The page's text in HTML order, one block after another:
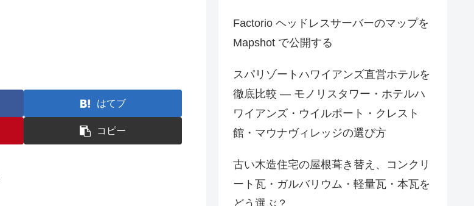
はてブ
コピー
Factorio ヘッドレスサーバーのマップを
Mapshot で公開する
スパリゾートハワイアンズ直営ホテルを
徹底比較 — モノリスタワー・ホテルハ
ワイアンズ・ウイルポート・クレスト
館・マウナヴィレッジの選び方
古い木造住宅の屋根葺き替え、コンクリ
ート瓦・ガルバリウム・軽量瓦・本瓦を
どう選ぶ？